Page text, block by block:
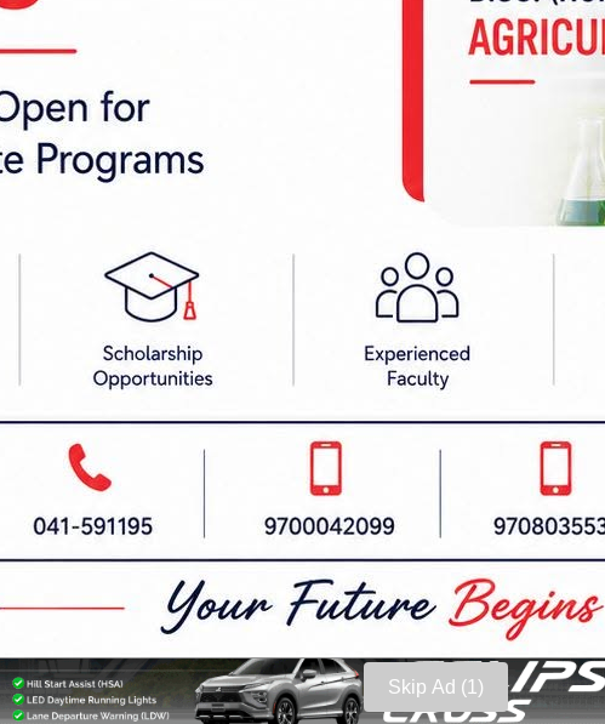
Skip Ad
श्रीराम चौलागाईं, बाँकेका २१ वर्षीय सुलभ राज श्रेष्ठ र
ट्रमा सेन्टरका एक चिकित्सले बताए ।
संख्या १६ पुगेको छ ।
१, त्रिवि शिक्षण अस्पतालमा १ र एभरेष्ट अस्पतालमा ३ जना
भएको छ ।